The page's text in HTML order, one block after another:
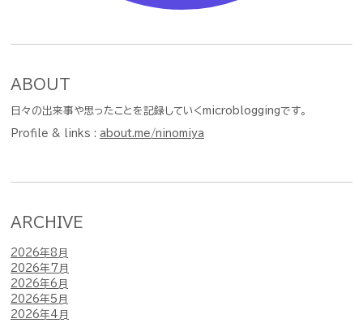
ABOUT
日々の出来事や思ったことを記録していくmicrobloggingです。
Profile & links : about.me/ninomiya
ARCHIVE
2026年8月
2026年7月
2026年6月
2026年5月
2026年4月